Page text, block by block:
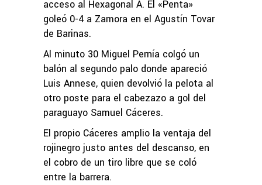
acceso al Hexagonal A. El «Penta»
goleó 0-4 a Zamora en el Agustín Tovar
de Barinas.
Al minuto 30 Miguel Pernía colgó un
balón al segundo palo donde apareció
Luis Annese, quien devolvió la pelota al
otro poste para el cabezazo a gol del
paraguayo Samuel Cáceres.
El propio Cáceres amplio la ventaja del
rojinegro justo antes del descanso, en
el cobro de un tiro libre que se coló
entre la barrera.